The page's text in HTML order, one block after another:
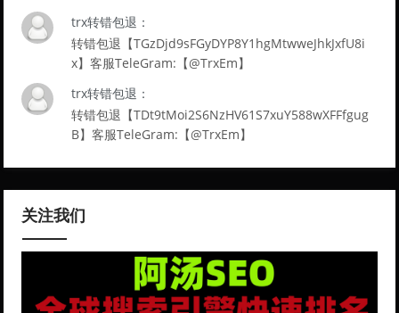
trx转错包退：
转错包退【TGzDjd9sFGyDYP8Y1hgMtwweJhkJxfU8i
x】客服TeleGram:【@TrxEm】
trx转错包退：
转错包退【TDt9tMoi2S6NzHV61S7xuY588wXFFfgug
B】客服TeleGram:【@TrxEm】
关注我们